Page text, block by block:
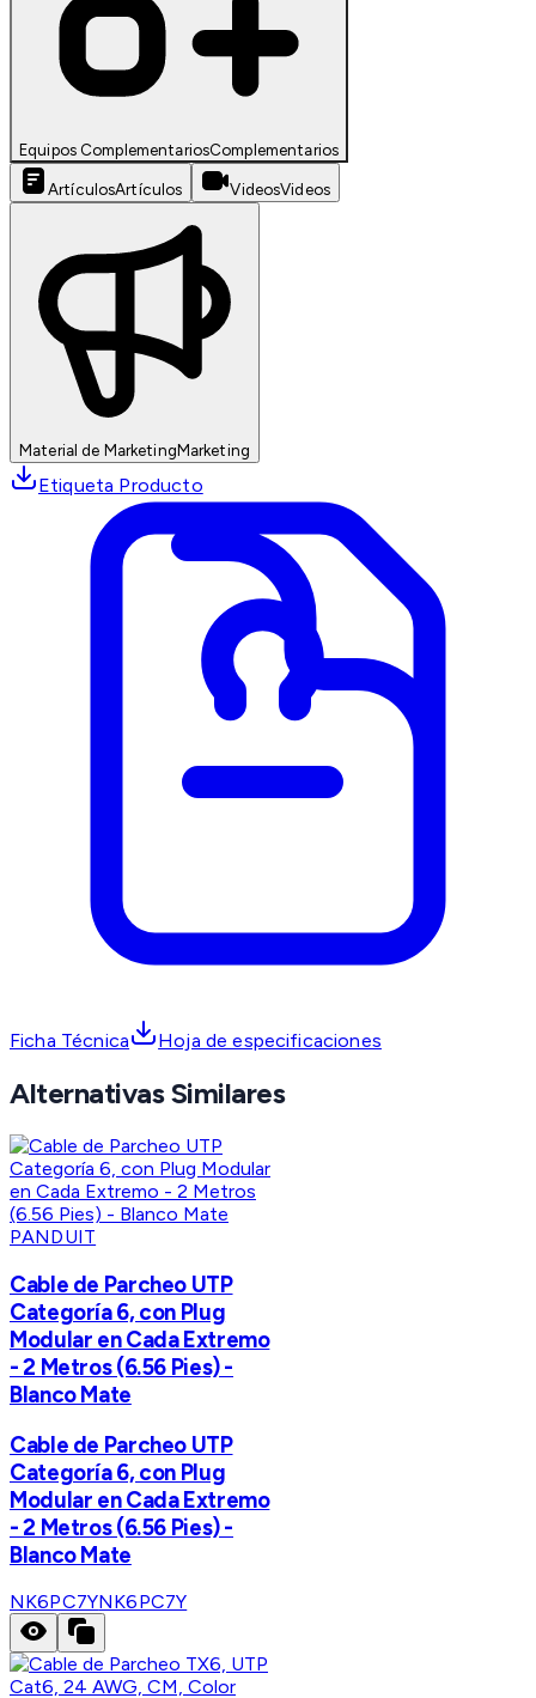
Equipos ComplementariosComplementarios
ArtículosArtículos VideosVideos
Material de MarketingMarketing
Etiqueta Producto
Ficha Técnica Hoja de especificaciones
Alternativas Similares
PANDUIT
Cable de Parcheo UTP
Categoría 6, con Plug
Modular en Cada Extremo
- 2 Metros (6.56 Pies) -
Blanco Mate
Cable de Parcheo UTP
Categoría 6, con Plug
Modular en Cada Extremo
- 2 Metros (6.56 Pies) -
Blanco Mate
NK6PC7YNK6PC7Y